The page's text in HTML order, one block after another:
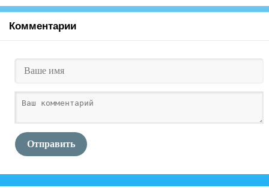
Комментарии
Отправить